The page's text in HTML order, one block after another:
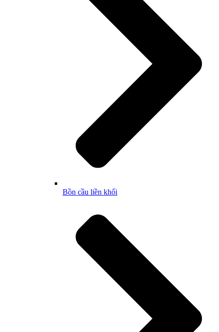
Bồn cầu liền khối